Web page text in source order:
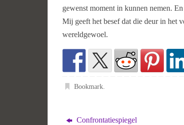
gewenst moment in kunnen nemen.
Mij geeft het besef dat die deur in het
wereldgewoel.
Bookmark.
Confrontatiespiegel